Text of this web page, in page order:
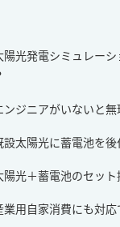
陽光発電シミュレー
ンジニアがいないと無
設太陽光に蓄電池を
陽光＋蓄電池のセッ
業用自家消費にも対応